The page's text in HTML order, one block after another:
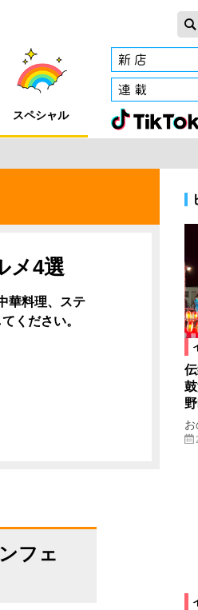
スペシャル
メ4選
華料理、ステ
ください。
フェ